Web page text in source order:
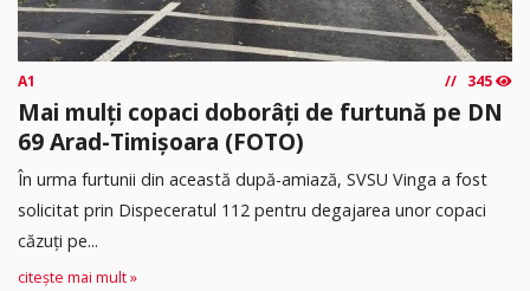
A1 345
Mai mulți copaci doborâți de furtună pe DN
69 Arad-Timișoara (FOTO)
În urma furtunii din această după-amiază, SVSU Vinga a fost
solicitat prin Dispeceratul 112 pentru degajarea unor copaci
căzuți pe...
citește mai mult »